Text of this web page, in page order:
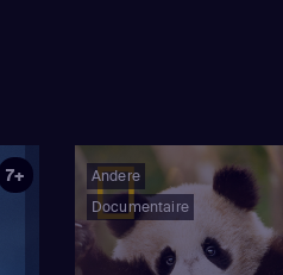
7+
Andere
Documentaire